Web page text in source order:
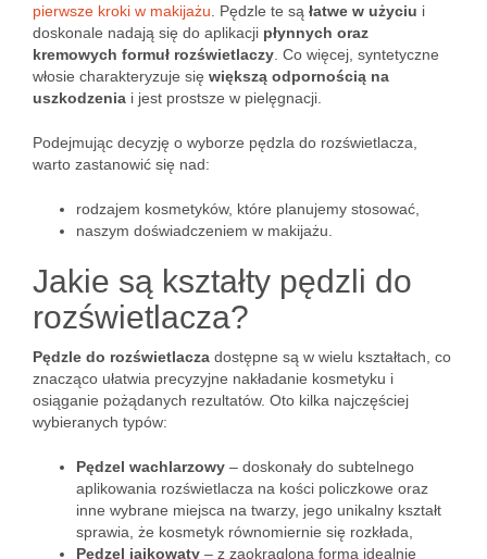
pierwsze kroki w makijażu . Pędzle te są łatwe w użyciu i
doskonale nadają się do aplikacji płynnych oraz
kremowych formuł rozświetlaczy . Co więcej, syntetyczne
włosie charakteryzuje się większą odpornością na
uszkodzenia i jest prostsze w pielęgnacji.
Podejmując decyzję o wyborze pędzla do rozświetlacza,
warto zastanowić się nad:
rodzajem kosmetyków, które planujemy stosować,
naszym doświadczeniem w makijażu.
Jakie są kształty pędzli do
rozświetlacza?
Pędzle do rozświetlacza dostępne są w wielu kształtach, co
znacząco ułatwia precyzyjne nakładanie kosmetyku i
osiąganie pożądanych rezultatów. Oto kilka najczęściej
wybieranych typów:
Pędzel wachlarzowy – doskonały do subtelnego
aplikowania rozświetlacza na kości policzkowe oraz
inne wybrane miejsca na twarzy, jego unikalny kształt
sprawia, że kosmetyk równomiernie się rozkłada,
Pędzel jajkowaty – z zaokrągloną formą idealnie